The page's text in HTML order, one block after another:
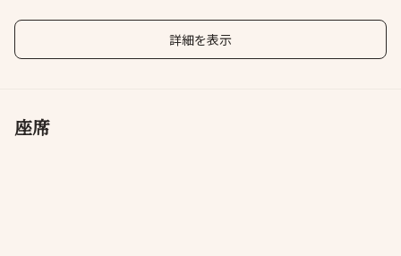
させて頂きます。
詳細を表示
座席